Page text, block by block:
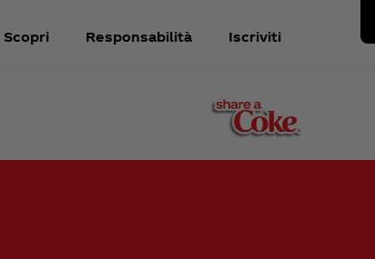
Scopri Responsabilità Iscriviti